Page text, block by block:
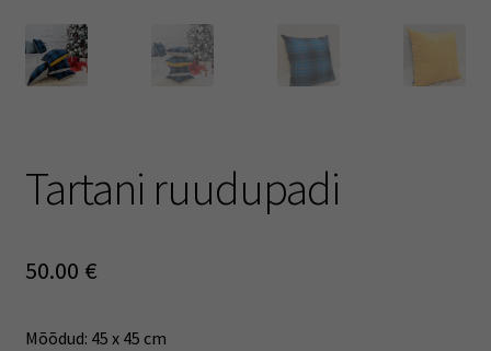
Tartani ruudupadi
50.00 €
Mõõdud: 45 x 45 cm